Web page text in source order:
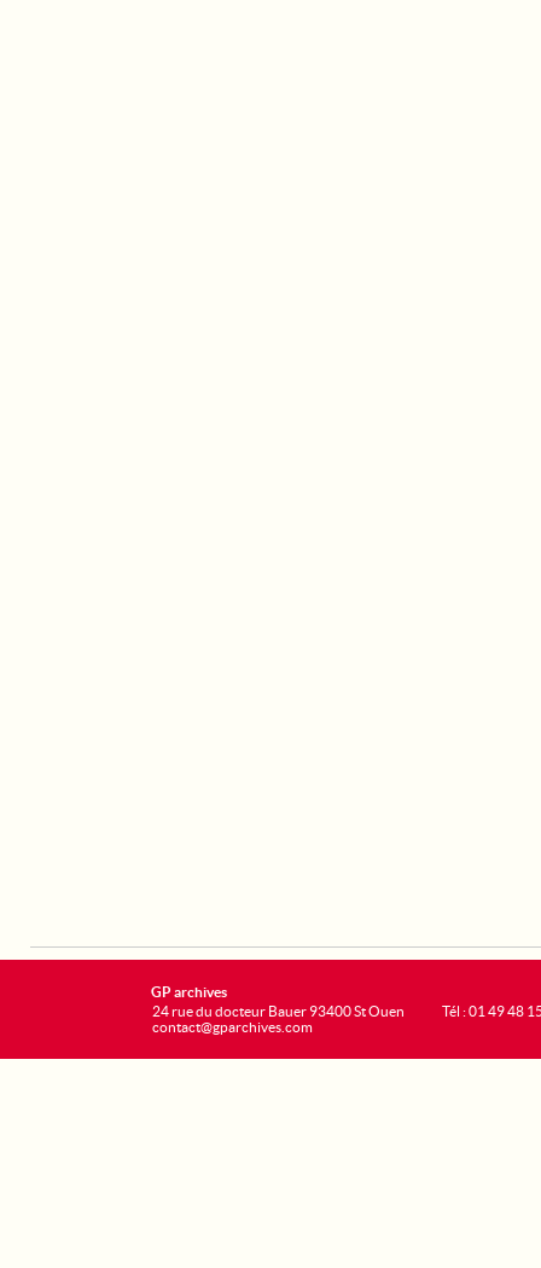
GP archives
24 rue du docteur Bauer 93400 St Ouen
contact@gparchives.com
Tél : 01 49 48